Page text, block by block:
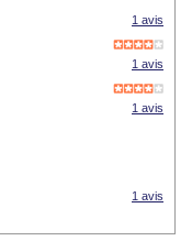
1 avis
1 avis
1 avis
1 avis